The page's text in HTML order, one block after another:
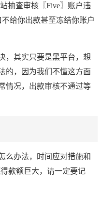
抽查审核〖Five〗账户违
给你出款甚至冻结你账户
，其实只要是黑平台，想
的，因为我们不懂这方面
情况，出款审核不通过等
么办法，时间应对措施和
款额巨大，请一定要记